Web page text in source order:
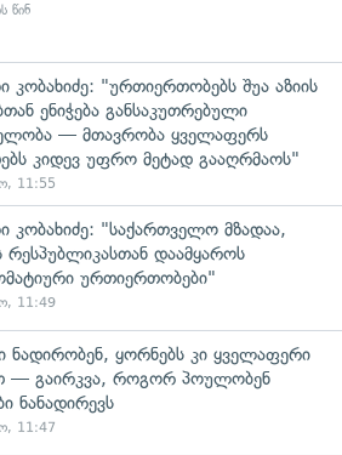
წინ
კობახიძე: "ურთიერთობებს შუა აზიის
ენიჭება განსაკუთრებული
— მთავრობა ყველაფერს
კიდევ უფრო მეტად გააღრმაოს"
11:55
კობახიძე: "საქართველო მზადაა,
რესპუბლიკასთან დაამყაროს
ურთიერთობები"
11:49
ნადირობენ, ყორნებს კი ყველაფერი
— გაირკვა, როგორ პოულობენ
ნანადირევს
11:47